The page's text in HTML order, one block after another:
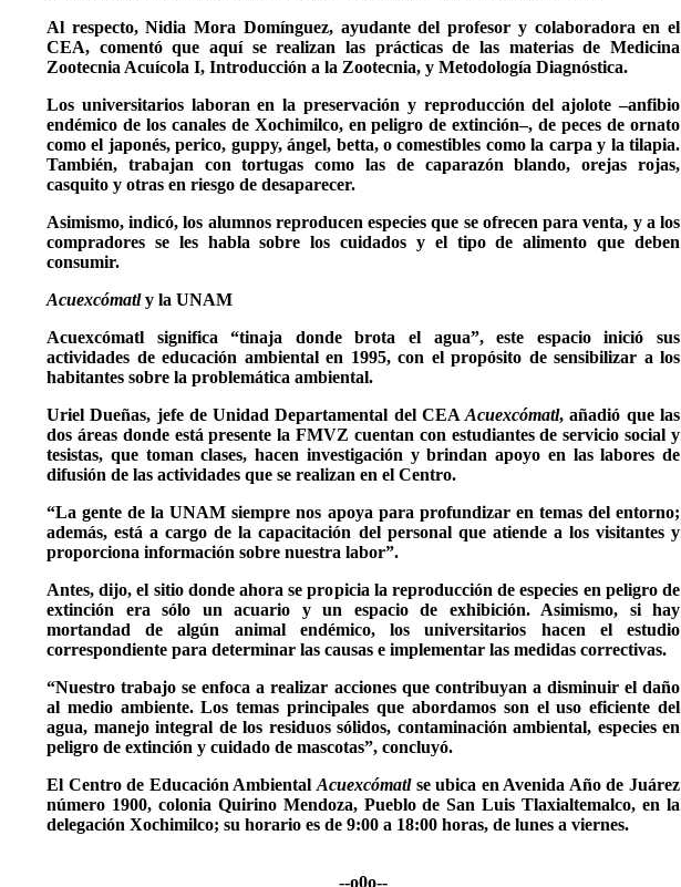
Al respecto, Nidia Mora Domínguez, ayudante del profesor y colaboradora en el
CEA, comentó que aquí se realizan las prácticas de las materias de Medicina
Zootecnia Acuícola I, Introducción a la Zootecnia, y Metodología Diagnóstica.
Los universitarios laboran en la preservación y reproducción del ajolote –anfibio
endémico de los canales de Xochimilco, en peligro de extinción–, de peces de ornato
como el japonés, perico, guppy, ángel, betta, o comestibles como la carpa y la tilapia.
También, trabajan con tortugas como las de caparazón blando, orejas rojas,
casquito y otras en riesgo de desaparecer.
Asimismo, indicó, los alumnos reproducen especies que se ofrecen para venta, y a los
compradores se les habla sobre los cuidados y el tipo de alimento que deben
consumir.
Acuexcómatly la UNAM
Acuexcómatl significa “tinaja donde brota el agua”, este espacio inició sus
actividades de educación ambiental en 1995, con el propósito de sensibilizar a los
habitantes sobre la problemática ambiental.
Uriel Dueñas, jefe de Unidad Departamental del CEAAcuexcómatl, añadió que las
dos áreas donde está presente la FMVZ cuentan con estudiantes de servicio social y
tesistas, que toman clases, hacen investigación y brindan apoyo en las labores de
difusión de las actividades que se realizan en el Centro.
“La gente de la UNAM siempre nos apoya para profundizar en temas del entorno;
además, está a cargo de la capacitación del personal que atiende a los visitantes y
proporciona información sobre nuestra labor”.
Antes, dijo, el sitio donde ahora se propicia la reproducción de especies en peligro de
extinción era sólo un acuario y un espacio de exhibición. Asimismo, si hay
mortandad de algún animal endémico, los universitarios hacen el estudio
correspondiente para determinar las causas e implementar las medidas correctivas.
“Nuestro trabajo se enfoca a realizar acciones que contribuyan a disminuir el daño
al medio ambiente. Los temas principales que abordamos son el uso eficiente del
agua, manejo integral de los residuos sólidos, contaminación ambiental, especies en
peligro de extinción y cuidado de mascotas”, concluyó.
El Centro de Educación Ambiental Acuexcómatlse ubica en Avenida Año de Juárez
número 1900, colonia Quirino Mendoza, Pueblo de San Luis Tlaxialtemalco, en la
delegación Xochimilco; su horario es de 9:00 a 18:00 horas, de lunes a viernes.
--o0o--